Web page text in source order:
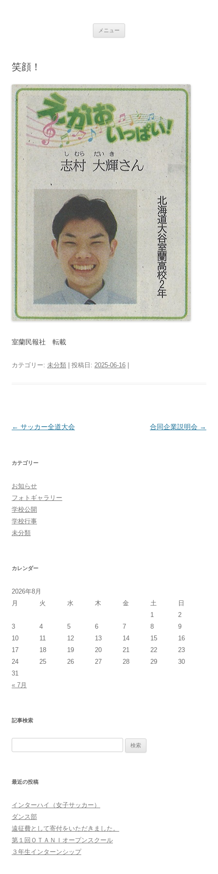
プ
室蘭高等学校
メニュー
笑顔！
室蘭民報社 転載
カテゴリー: 未分類 | 投稿日: 2025-06-16
投
ビ
ー
シ
ョ
ン
← サッカー全道大会 合同企業説明会 →
カテゴリー
お知らせ
フォトギャラリー
学校公開
学校行事
未分類
カレンダー
2026年8月
月
火 水 木 金 土
日
1
2
3
4 5 6 7 8
9
10
11 12 13 14 15
16
17
18 19 20 21 22
23
24
25 26 27 28 29
30
31
« 7月
記事検索
最近の投稿
インターハイ（女子サッカー）
ダンス部
遠征費として寄付をいただきました。
第１回ＯＴＡＮＩオープンスクール
３年生インターンシップ